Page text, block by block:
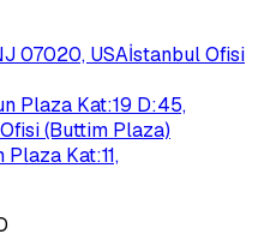
07020, USAİstanbul Ofisi
Plaza Kat:19 D:45,
(Buttim Plaza)
Kat:11,